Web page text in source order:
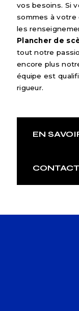
vos besoins. Si
sommes à
les
Plancher de
tout notre
encore plus
équipe est
rigueur.
EN